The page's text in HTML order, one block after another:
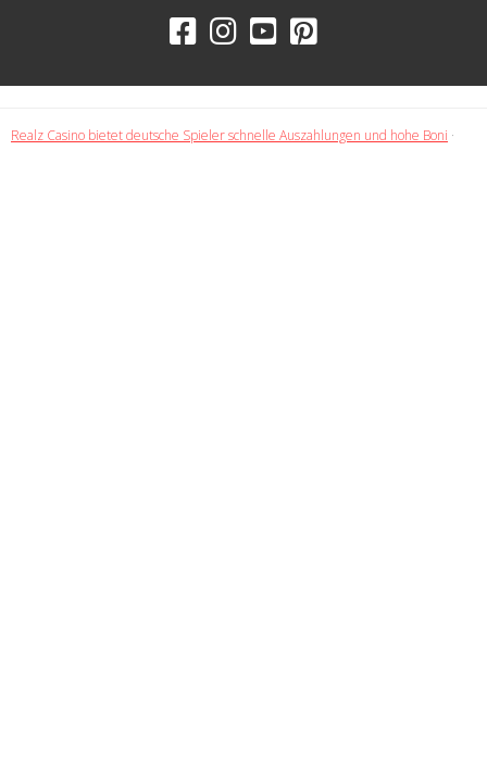
Realz Casino bietet deutsche Spieler schnelle Auszahlungen und hohe Boni ·